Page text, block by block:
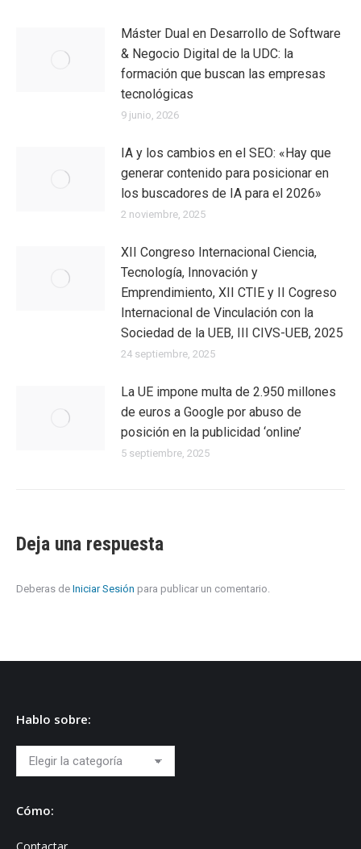
Máster Dual en Desarrollo de Software
& Negocio Digital de la UDC: la
formación que buscan las empresas
tecnológicas
9 junio, 2026
IA y los cambios en el SEO: «Hay que
generar contenido para posicionar en
los buscadores de IA para el 2026»
2 noviembre, 2025
XII Congreso Internacional Ciencia,
Tecnología, Innovación y
Emprendimiento, XII CTIE y II Cogreso
Internacional de Vinculación con la
Sociedad de la UEB, III CIVS-UEB, 2025
24 septiembre, 2025
La UE impone multa de 2.950 millones
de euros a Google por abuso de
posición en la publicidad ‘online’
5 septiembre, 2025
Deja una respuesta
Deberas de Iniciar Sesión para publicar un comentario.
Hablo sobre:
Hablo
sobre:
Cómo: